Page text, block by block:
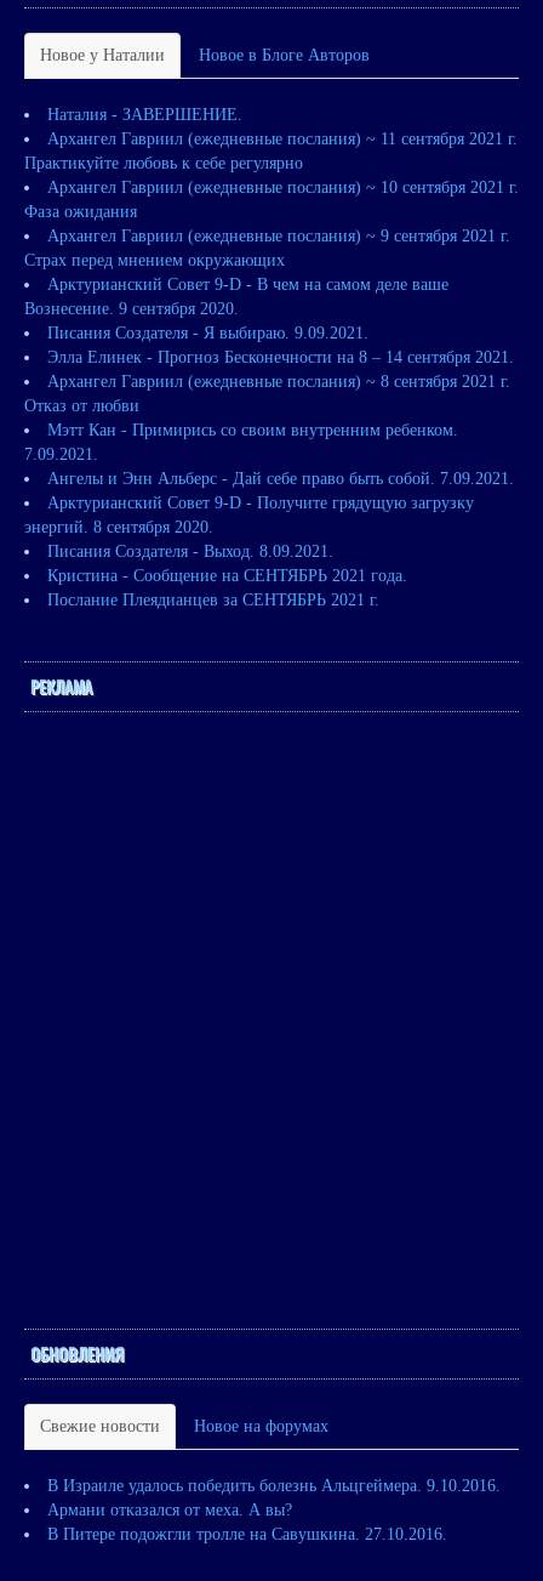
Новое у Наталии Новое в Блоге Авторов
Наталия - ЗАВЕРШЕНИЕ.
Архангел Гавриил (ежедневные послания) ~ 11 сентября 2021 г.
Практикуйте любовь к себе регулярно
Архангел Гавриил (ежедневные послания) ~ 10 сентября 2021 г.
Фаза ожидания
Архангел Гавриил (ежедневные послания) ~ 9 сентября 2021 г.
Страх перед мнением окружающих
Арктурианский Совет 9-D - В чем на самом деле ваше
Вознесение. 9 сентября 2020.
Писания Создателя - Я выбираю. 9.09.2021.
Элла Елинек - Прогноз Бесконечности на 8 – 14 сентября 2021.
Архангел Гавриил (ежедневные послания) ~ 8 сентября 2021 г.
Отказ от любви
Мэтт Кан - Примирись со своим внутренним ребенком.
7.09.2021.
Ангелы и Энн Альберс - Дай себе право быть собой. 7.09.2021.
Арктурианский Совет 9-D - Получите грядущую загрузку
энергий. 8 сентября 2020.
Писания Создателя - Выход. 8.09.2021.
Кристина - Сообщение на СЕНТЯБРЬ 2021 года.
Послание Плеядианцев за СЕНТЯБРЬ 2021 г.
РЕКЛАМА
ОБНОВЛЕНИЯ
Свежие новости Новое на форумах
В Израиле удалось победить болезнь Альцгеймера. 9.10.2016.
Армани отказался от меха. А вы?
В Питере подожгли тролле на Савушкина. 27.10.2016.